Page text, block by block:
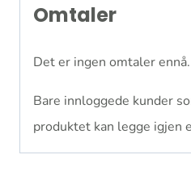
Omtaler
Det er ingen omtaler ennå.
Bare innloggede kunder
produktet kan legge igjen